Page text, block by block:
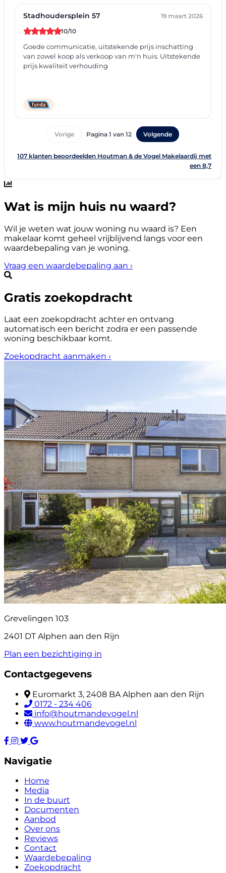
Wat is mijn huis nu waard?
Wil je weten wat jouw woning nu waard is? Een
makelaar komt geheel vrijblijvend langs voor een
waardebepaling van je woning.
Vraag een waardebepaling aan ›
Gratis zoekopdracht
Laat een zoekopdracht achter en ontvang
automatisch een bericht zodra er een passende
woning beschikbaar komt.
Zoekopdracht aanmaken ›
Grevelingen 103
2401 DT Alphen aan den Rijn
Plan een bezichtiging in
Contactgegevens
Euromarkt 3, 2408 BA Alphen aan den Rijn
0172 - 234 406
info@houtmandevogel.nl
www.houtmandevogel.nl
Navigatie
Home
Media
In de buurt
Documenten
Aanbod
Over ons
Reviews
Contact
Waardebepaling
Zoekopdracht